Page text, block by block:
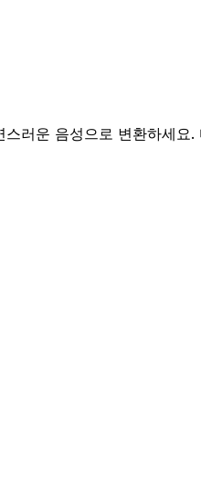
러운 음성으로 변환하세